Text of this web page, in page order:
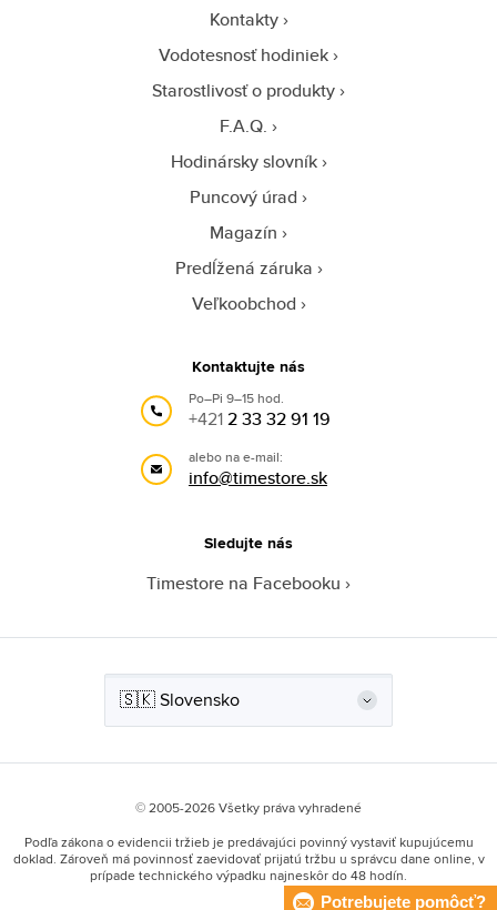
Kontakty
Vodotesnosť hodiniek
Starostlivosť o produkty
F.A.Q.
Hodinársky slovník
Puncový úrad
Magazín
Predĺžená záruka
Veľkoobchod
Kontaktujte nás
Po–Pi 9–15 hod.
+4212 33 32 91 19
alebo na e-mail:
info@timestore.sk
Sledujte nás
Timestore na Facebooku
© 2005-2026 Všetky práva vyhradené
Podľa zákona o evidencii tržieb je predávajúci povinný vystaviť kupujúcemu
doklad. Zároveň má povinnosť zaevidovať prijatú tržbu u správcu dane online, v
prípade technického výpadku najneskôr do 48 hodín.
Potrebujete pomôcť?